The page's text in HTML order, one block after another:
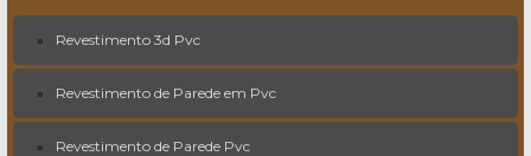
Revestimento 3d Pvc
Revestimento de Parede em Pvc
Revestimento de Parede Pvc